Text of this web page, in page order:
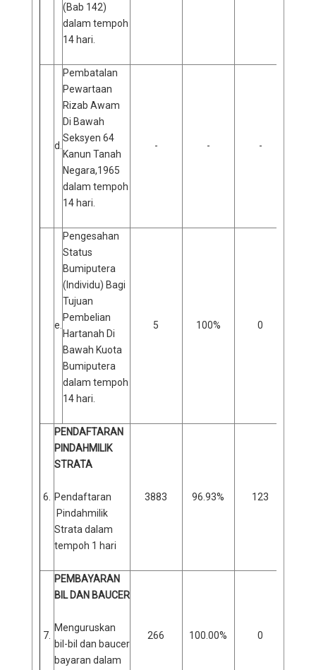
(Bab 142)
dalam tempoh
14 hari.
d.
Pembatalan
Pewartaan
Rizab Awam
Di Bawah
Seksyen 64
Kanun Tanah
Negara,1965
dalam tempoh
14 hari.
- - -
e.
Pengesahan
Status
Bumiputera
(Individu) Bagi
Tujuan
Pembelian
Hartanah Di
Bawah Kuota
Bumiputera
dalam tempoh
14 hari.
5 100% 0
6.
PENDAFTARAN
PINDAHMILIK
STRATA
Pendaftaran
Pindahmilik
Strata dalam
tempoh 1 hari
3883 96.93% 123
7.
PEMBAYARAN
BIL DAN BAUCER
Menguruskan
bil-bil dan baucer
bayaran dalam
266 100.00% 0